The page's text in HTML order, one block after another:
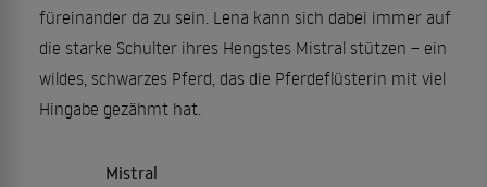
füreinander da zu sein. Lena kann sich dabei immer auf
die starke Schulter ihres Hengstes Mistral stützen – ein
wildes, schwarzes Pferd, das die Pferdeflüsterin mit viel
Hingabe gezähmt hat.
Mistral